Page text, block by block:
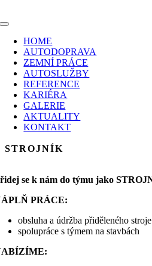
to
Toggle
Navigation
HOME
AUTODOPRAVA
ZEMNÍ PRÁCE
AUTOSLUŽBY
REFERENCE
KARIÉRA
GALERIE
AKTUALITY
KONTAKT
STROJNÍK
se k nám do týmu jako
PRÁCE:
obsluha a údržba přiděleného
spolupráce s týmem na stavbách